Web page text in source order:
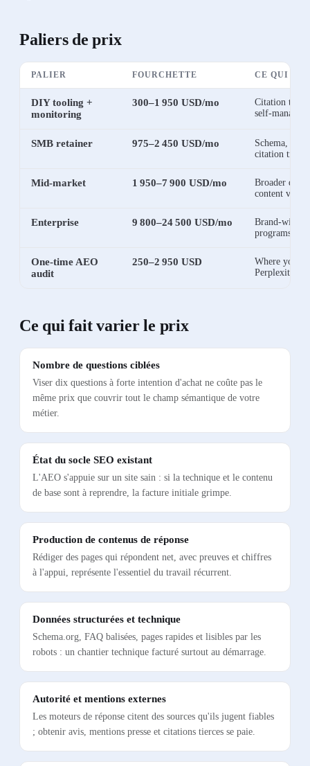
Paliers de prix
PALIER FOURCHETTE CE QUI
DIY tooling +
monitoring
300–1 950 USD/mo
Citation
self-managed
SMB retainer 975–2 450 USD/mo
Schema,
citation
Mid-market 1 950–7 900 USD/mo
Broader
content
Enterprise 9 800–24 500 USD/mo
Brand-wide
programs
One-time AEO
audit
250–2 950 USD
Where you
Perplexity,
Ce qui fait varier le prix
Nombre de questions ciblées
Viser dix questions à forte intention d'achat ne coûte pas le
même prix que couvrir tout le champ sémantique de votre
métier.
État du socle SEO existant
L'AEO s'appuie sur un site sain : si la technique et le contenu
de base sont à reprendre, la facture initiale grimpe.
Production de contenus de réponse
Rédiger des pages qui répondent net, avec preuves et chiffres
à l'appui, représente l'essentiel du travail récurrent.
Données structurées et technique
Schema.org, FAQ balisées, pages rapides et lisibles par les
robots : un chantier technique facturé surtout au démarrage.
Autorité et mentions externes
Les moteurs de réponse citent des sources qu'ils jugent fiables
; obtenir avis, mentions presse et citations tierces se paie.